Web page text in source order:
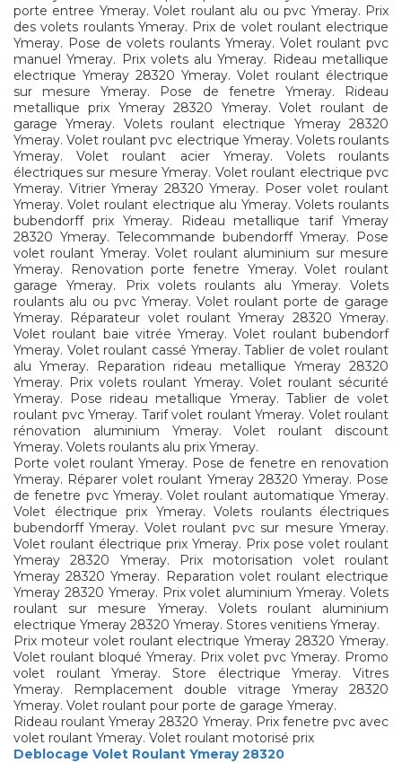
porte entree Ymeray. Volet roulant alu ou pvc Ymeray. Prix
des volets roulants Ymeray. Prix de volet roulant electrique
Ymeray. Pose de volets roulants Ymeray. Volet roulant pvc
manuel Ymeray. Prix volets alu Ymeray. Rideau metallique
electrique Ymeray 28320 Ymeray. Volet roulant électrique
sur mesure Ymeray. Pose de fenetre Ymeray. Rideau
metallique prix Ymeray 28320 Ymeray. Volet roulant de
garage Ymeray. Volets roulant electrique Ymeray 28320
Ymeray. Volet roulant pvc electrique Ymeray. Volets roulants
Ymeray. Volet roulant acier Ymeray. Volets roulants
électriques sur mesure Ymeray. Volet roulant electrique pvc
Ymeray. Vitrier Ymeray 28320 Ymeray. Poser volet roulant
Ymeray. Volet roulant electrique alu Ymeray. Volets roulants
bubendorff prix Ymeray. Rideau metallique tarif Ymeray
28320 Ymeray. Telecommande bubendorff Ymeray. Pose
volet roulant Ymeray. Volet roulant aluminium sur mesure
Ymeray. Renovation porte fenetre Ymeray. Volet roulant
garage Ymeray. Prix volets roulants alu Ymeray. Volets
roulants alu ou pvc Ymeray. Volet roulant porte de garage
Ymeray. Réparateur volet roulant Ymeray 28320 Ymeray.
Volet roulant baie vitrée Ymeray. Volet roulant bubendorf
Ymeray. Volet roulant cassé Ymeray. Tablier de volet roulant
alu Ymeray. Reparation rideau metallique Ymeray 28320
Ymeray. Prix volets roulant Ymeray. Volet roulant sécurité
Ymeray. Pose rideau metallique Ymeray. Tablier de volet
roulant pvc Ymeray. Tarif volet roulant Ymeray. Volet roulant
rénovation aluminium Ymeray. Volet roulant discount
Ymeray. Volets roulants alu prix Ymeray.
Porte volet roulant Ymeray. Pose de fenetre en renovation
Ymeray. Réparer volet roulant Ymeray 28320 Ymeray. Pose
de fenetre pvc Ymeray. Volet roulant automatique Ymeray.
Volet électrique prix Ymeray. Volets roulants électriques
bubendorff Ymeray. Volet roulant pvc sur mesure Ymeray.
Volet roulant électrique prix Ymeray. Prix pose volet roulant
Ymeray 28320 Ymeray. Prix motorisation volet roulant
Ymeray 28320 Ymeray. Reparation volet roulant electrique
Ymeray 28320 Ymeray. Prix volet aluminium Ymeray. Volets
roulant sur mesure Ymeray. Volets roulant aluminium
electrique Ymeray 28320 Ymeray. Stores venitiens Ymeray.
Prix moteur volet roulant electrique Ymeray 28320 Ymeray.
Volet roulant bloqué Ymeray. Prix volet pvc Ymeray. Promo
volet roulant Ymeray. Store électrique Ymeray. Vitres
Ymeray. Remplacement double vitrage Ymeray 28320
Ymeray. Volet roulant pour porte de garage Ymeray.
Rideau roulant Ymeray 28320 Ymeray. Prix fenetre pvc avec
volet roulant Ymeray. Volet roulant motorisé prix
Deblocage Volet Roulant Ymeray 28320